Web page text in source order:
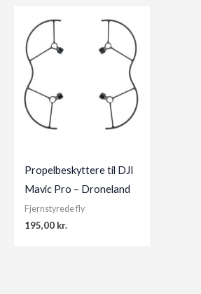
Propelbeskyttere til DJI
Mavic Pro – Droneland
Fjernstyrede fly
195,00 kr.